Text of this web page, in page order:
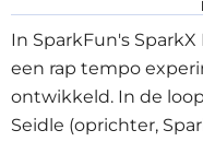
In SparkFun's SparkX
een rap tempo
ontwikkeld. In de
Seidle (oprichter,